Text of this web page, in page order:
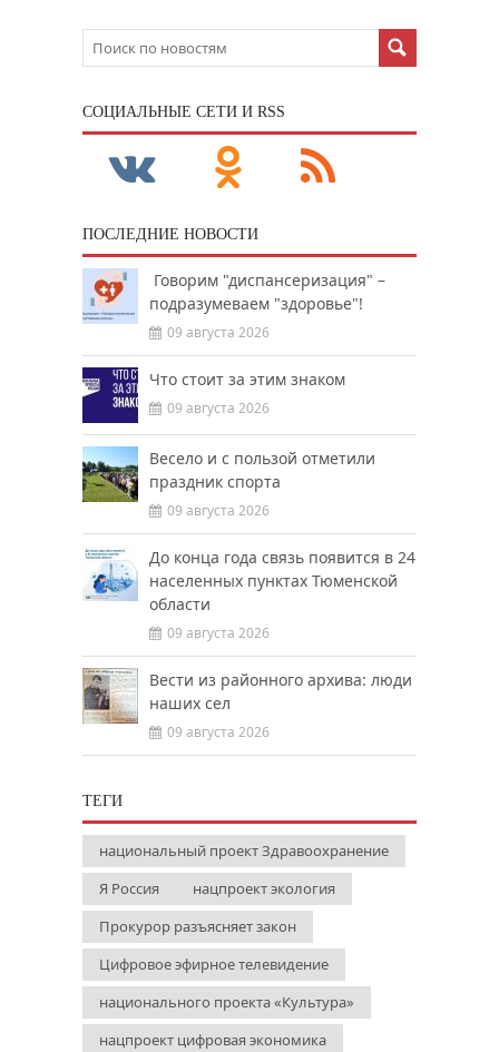
CОЦИАЛЬНЫЕ СЕТИ И RSS
ПОСЛЕДНИЕ НОВОСТИ
Говорим "диспансеризация" –
подразумеваем "здоровье"!
09 августа 2026
Что стоит за этим знаком
09 августа 2026
Весело и с пользой отметили
праздник спорта
09 августа 2026
До конца года связь появится в 24
населенных пунктах Тюменской
области
09 августа 2026
Вести из районного архива: люди
наших сел
09 августа 2026
ТЕГИ
национальный проект Здравоохранение
Я Россия
нацпроект экология
Прокурор разъясняет закон
Цифровое эфирное телевидение
национального проекта «Культура»
нацпроект цифровая экономика